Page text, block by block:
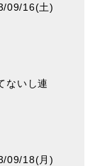
09/16(土)
ないし連
09/18(月)